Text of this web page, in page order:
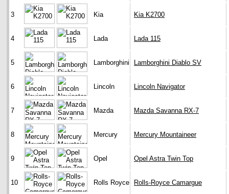
3 Kia Kia K2700
4 Lada Lada 115
5 Lamborghini Lamborghini Diablo SV
6 Lincoln Lincoln Navigator
7 Mazda Mazda Savanna RX-7
8 Mercury Mercury Mountaineer
9 Opel Opel Astra Twin Top
10 Rolls Royce Rolls-Royce Camargue